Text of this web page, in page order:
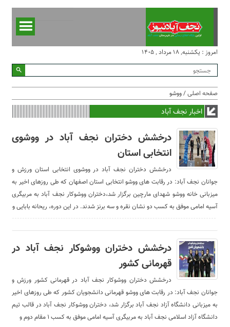
امروز : یکشنبه, ۱۸ مرداد , ۱۴۰۵
صفحه اصلی/ ووشو
اخبار نجف آباد
درخشش دختران نجف آباد در ووشوی
انتخابی استان
درخشش دختران نجف آباد در ووشوی انتخابی استان ورزش و
جوانان نجف آباد: در رقابت های ووشو انتخابی استان اصفهان که طی روزهای اخیر به
میزبانی خانه ووشو شهدای مارچین برگزار شد،دختران ووشوکار نجف آباد به مربیگری
آسیه امامی موفق به کسب دو نشان نقره و سه برنز شدند. در این دوره، ریحانه بابایی و
درخشش دختران ووشوکار نجف آباد در
قهرمانی کشور
درخشش دختران ووشوکار نجف آباد در قهرمانی کشور ورزش و
جوانان نجف آباد: در رقابت های ووشو قهرمانی دانشجویان کشور که طی روزهای اخیر
به میزبانی دانشگاه آزاد نجف آباد برگزار شد، دختران ووشوکار نجف آباد در قالب تیم
دانشگاه آزاد اسلامی نجف آباد به مربیگری آسیه امامی موفق به کسب ۱ مقام دوم و